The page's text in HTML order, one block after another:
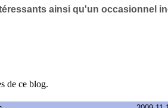
ainsi qu'un occasionnel
de ce blog.